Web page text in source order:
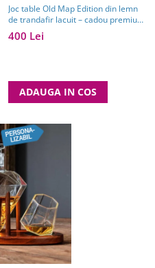
Joc table Old Map Edition din lemn
de trandafir lacuit – cadou premium
pentru bărbați pasionați de jocuri
clasice
400 Lei
ADAUGA IN COS